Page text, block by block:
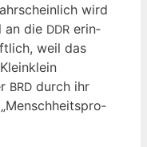
wird
an die DDR erin­
weil das
BRD durch ihr